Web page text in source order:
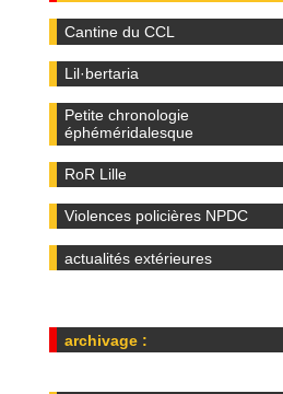
Cantine du CCL
Lil·bertaria
Petite chronologie
éphéméridalesque
RoR Lille
Violences policières NPDC
actualités extérieures
archivage :